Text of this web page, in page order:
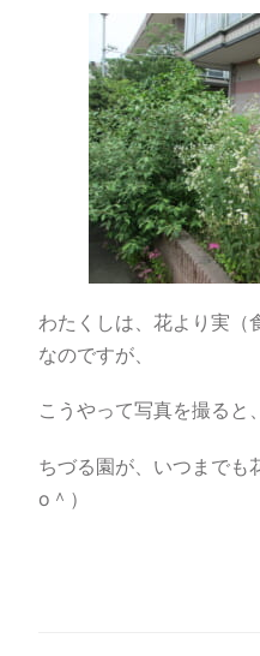
わたくしは、花より実（
なのですが、
こうやって写真を撮ると
ちづる園が、いつまでも
o＾）